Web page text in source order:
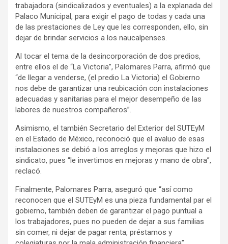
trabajadora (sindicalizados y eventuales) a la explanada del
Palaco Municipal, para exigir el pago de todas y cada una
de las prestaciones de Ley que les corresponden, ello, sin
dejar de brindar servicios a los naucalpenses.
Al tocar el tema de la desincorporación de dos predios,
entre ellos el de “La Victoria”, Palomares Parra, afirmó que
“de llegar a venderse, (el predio La Victoria) el Gobierno
nos debe de garantizar una reubicación con instalaciones
adecuadas y sanitarias para el mejor desempeño de las
labores de nuestros compañeros”.
Asimismo, el también Secretario del Exterior del SUTEyM
en el Estado de México, reconoció que el avaluo de esas
instalaciones se debió a los arreglos y mejoras que hizo el
sindicato, pues “le invertimos en mejoras y mano de obra”,
reclacó.
Finalmente, Palomares Parra, aseguró que “así como
reconocen que el SUTEyM es una pieza fundamental par el
gobierno, también deben de garantizar el pago puntual a
los trabajadores, pues no pueden de dejar a sus familias
sin comer, ni dejar de pagar renta, préstamos y